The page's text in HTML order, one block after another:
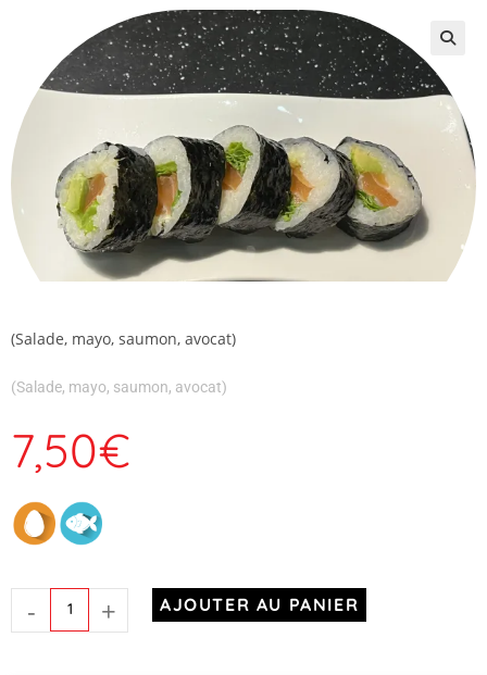
(Salade, mayo, saumon, avocat)
(Salade, mayo, saumon, avocat)
7,50€
- + AJOUTER AU PANIER